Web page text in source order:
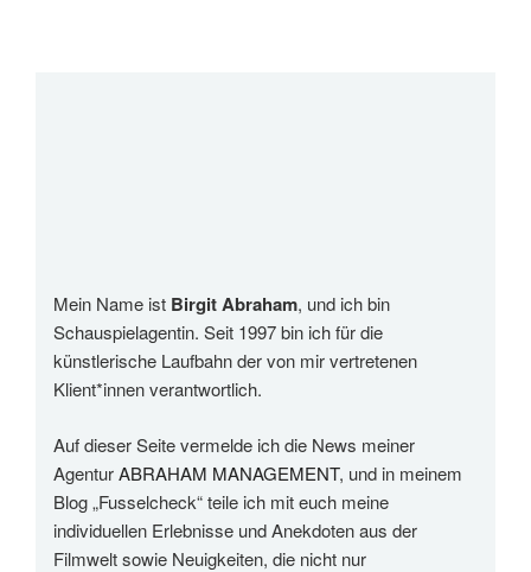
Mein Name ist Birgit Abraham, und ich bin
Schauspielagentin. Seit 1997 bin ich für die
künstlerische Laufbahn der von mir vertretenen
Klient*innen verantwortlich.
Auf dieser Seite vermelde ich die News meiner
AgenturABRAHAM MANAGEMENT, und in meinem
Blog „Fusselcheck“ teile ich mit euch meine
individuellen Erlebnisse und Anekdoten aus der
Filmwelt sowie Neuigkeiten, die nicht nur